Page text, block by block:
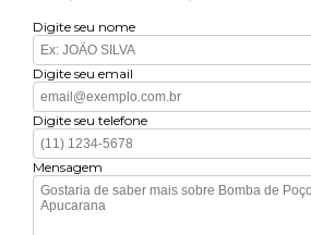
Digite seu nome
Digite seu email
Digite seu telefone
Mensagem